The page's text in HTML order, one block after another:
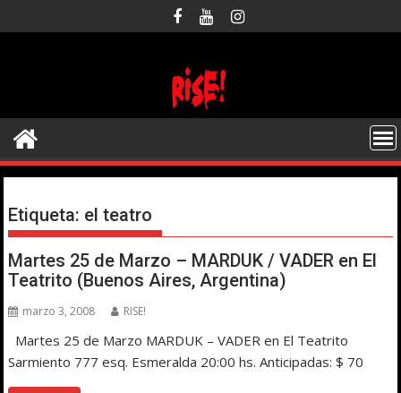
al
Etiqueta: el teatro
Martes 25 de Marzo – MARDUK / VADER en El
Teatrito (Buenos Aires, Argentina)
marzo 3, 2008 RISE!
Martes 25 de Marzo MARDUK – VADER en El Teatrito
Sarmiento 777 esq. Esmeralda 20:00 hs. Anticipadas: $ 70